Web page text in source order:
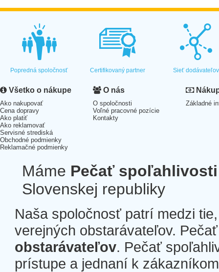
Popredná spoločnosť Certifikovaný partner Sieť dodávateľov
Všetko o nákupe
Ako nakupovať
Cena dopravy
Ako platiť
Ako reklamovať
Servisné strediská
Obchodné podmienky
Reklamačné podmienky
O nás
O spoločnosti
Voľné pracovné pozície
Kontakty
Základné
Máme Pečať spoľahlivosti
Slovenskej republiky
Naša spoločnosť patrí medzi
verejných obstarávateľov.
obstarávateľov. Pečať
prístupe a jednaní k